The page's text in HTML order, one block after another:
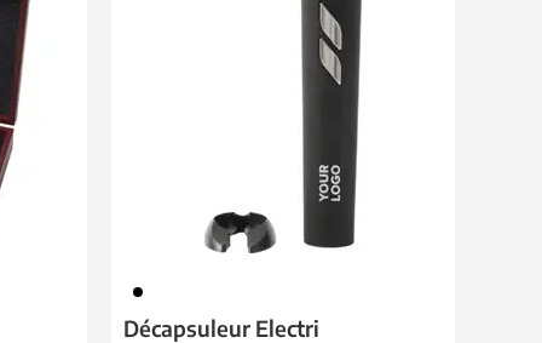
001
Décapsuleur Electri